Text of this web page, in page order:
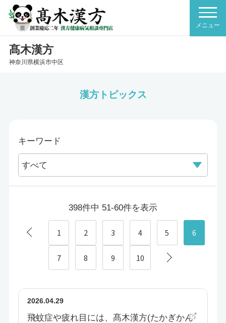
髙木漢方
神奈川県横浜市中区
漢方トピックス
キーワード
398件中 51-60件を表示
1 2 3 4 5 6
7 8 9 10
2026.04.29
飛蚊症や疲れ目には、髙木漢方(たかぎかん